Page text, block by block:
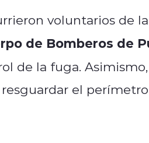
voluntarios de la
de Bomberos de
de la fuga. Asimismo,
el